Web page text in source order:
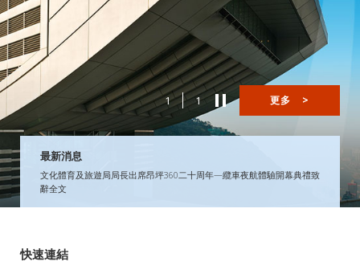
1 1 更多 >
最新消息
文化體育及旅遊局局長出席昂坪360二十周年—纜車夜航體驗開幕典禮致
辭全文
快速連結